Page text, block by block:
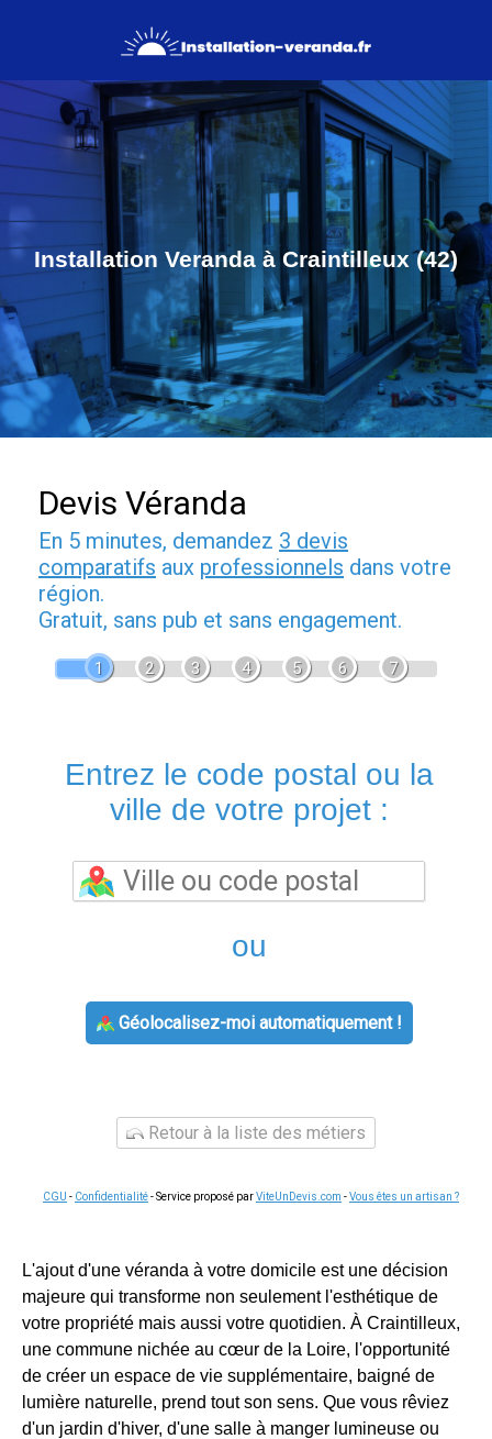
Installation Veranda à Craintilleux (42)
Devis Véranda
En 5 minutes, demandez 3 devis
comparatifs aux professionnels dans votre
région.
Gratuit, sans pub et sans engagement.
1 2 3 4 5 6 7
Entrez le code postal ou la
ville de votre projet :
ou
Géolocalisez-moi automatiquement !
Retour à la liste des métiers
CGU - Confidentialité- Service proposé parViteUnDevis.com -Vous êtes un artisan ?
L'ajout d'une véranda à votre domicile est une décision
majeure qui transforme non seulement l'esthétique de
votre propriété mais aussi votre quotidien. À Craintilleux,
une commune nichée au cœur de la Loire, l'opportunité
de créer un espace de vie supplémentaire, baigné de
lumière naturelle, prend tout son sens. Que vous rêviez
d'un jardin d'hiver, d'une salle à manger lumineuse ou